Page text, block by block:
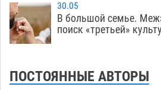
30.05
В большой семье.
поиск «третьей»
ПОСТОЯННЫЕ АВТОРЫ